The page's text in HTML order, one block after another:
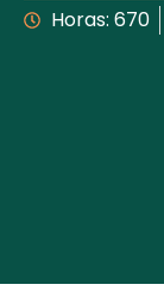
Horas: 670